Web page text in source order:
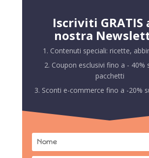
Iscriviti GRATIS
nostra
1. Contenuti speciali: ricette,
2. Coupon esclusivi fino a - 40%
pacchetti
3. Sconti e-commerce fino a -20%